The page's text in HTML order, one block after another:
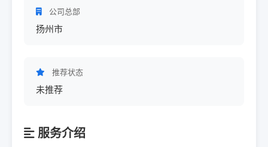
公司总部
扬州市
推荐状态
未推荐
服务介绍